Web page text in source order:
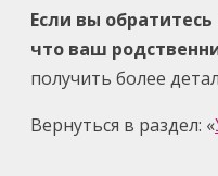
Если вы
что ваш
получить более
Вернуться в раздел: «